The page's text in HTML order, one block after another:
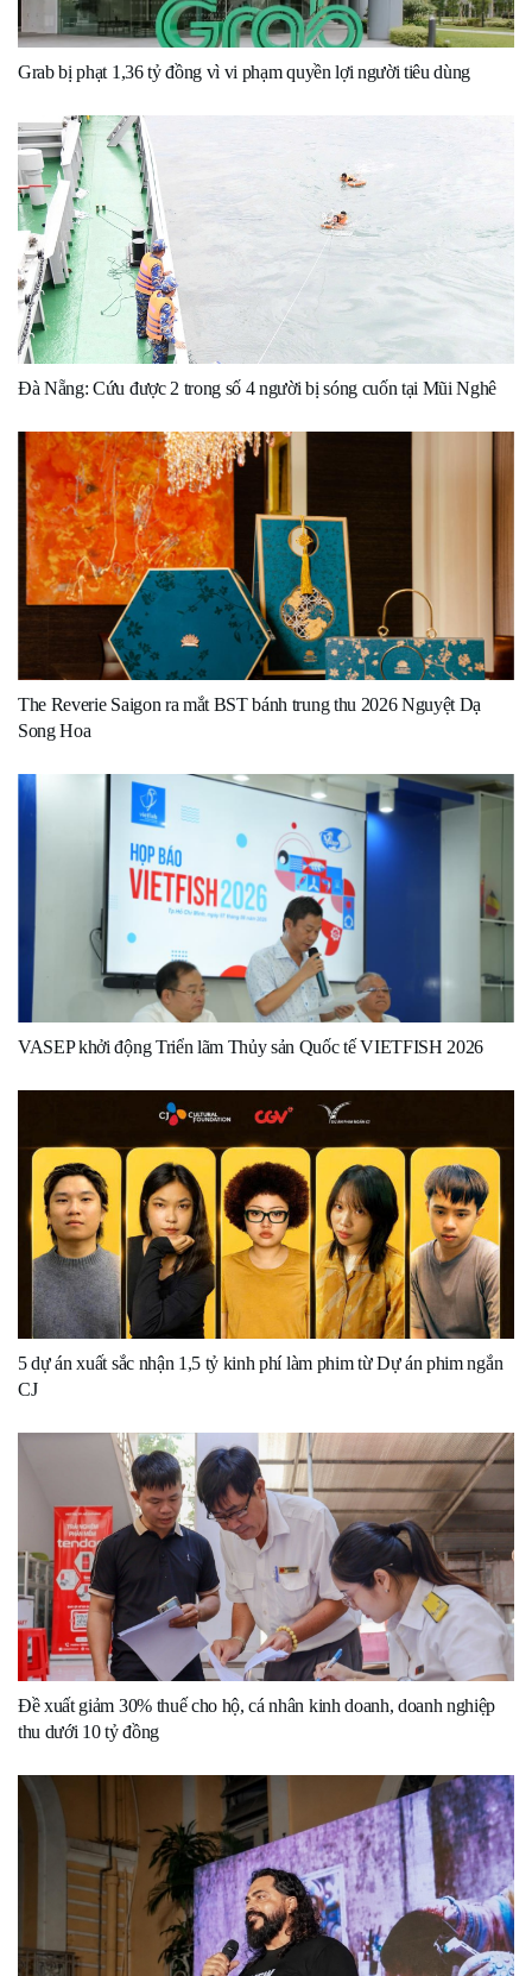
Grab bị phạt 1,36 tỷ đồng vì vi phạm quyền lợi người tiêu dùng
Đà Nẵng: Cứu được 2 trong số 4 người bị sóng cuốn tại Mũi Nghê
The Reverie Saigon ra mắt BST bánh trung thu 2026 Nguyệt Dạ
Song Hoa
VASEP khởi động Triển lãm Thủy sản Quốc tế VIETFISH 2026
5 dự án xuất sắc nhận 1,5 tỷ kinh phí làm phim từ Dự án phim ngắn
CJ
Đề xuất giảm 30% thuế cho hộ, cá nhân kinh doanh, doanh nghiệp
thu dưới 10 tỷ đồng